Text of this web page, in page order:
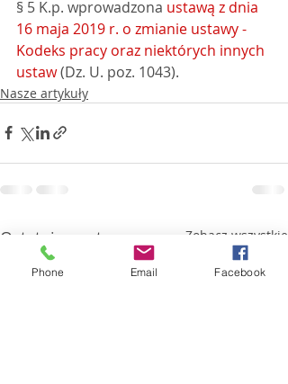
§ 5 K.p. wprowadzona ustawą z dnia
16 maja 2019 r. o zmianie ustawy -
Kodeks pracy oraz niektórych innych
ustaw (Dz. U. poz. 1043).
Nasze artykuły
Ostatnie posty Zobacz wszystkie
Phone Email Facebook